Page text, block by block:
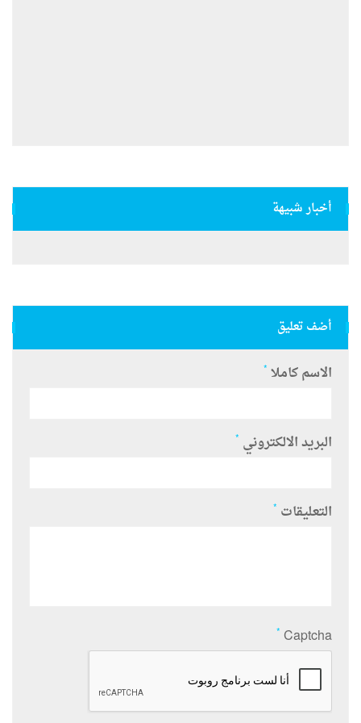
أخبار شبيهة
أضف تعليق
الاسم كاملا *
البريد الالكتروني *
التعليقات *
Captcha
*